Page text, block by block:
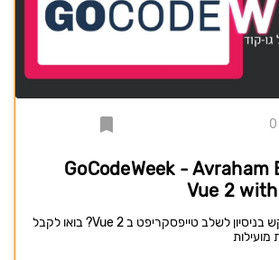
0
GoCodeWeek - Avraham
Vue 2
אכלתם קש בניסיון לשלב טייפסקריפט ב Vue 2? בואו לקבל
מועילות